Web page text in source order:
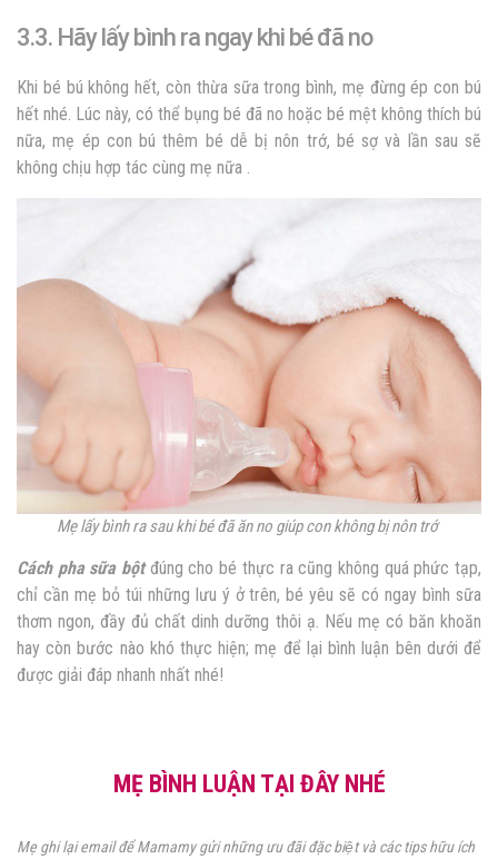
3.3. Hãy lấy bình ra ngay khi bé đã no
Khi bé bú không hết, còn thừa sữa trong bình, mẹ đừng ép con bú
hết nhé. Lúc này, có thể bụng bé đã no hoặc bé mệt không thích bú
nữa, mẹ ép con bú thêm bé dễ bị nôn trớ, bé sợ và lần sau sẽ
không chịu hợp tác cùng mẹ nữa .
Mẹ lấy bình ra sau khi bé đã ăn no giúp con không bị nôn trớ
Cách pha sữa bộtđúng cho bé thực ra cũng không quá phức tạp,
chỉ cần mẹ bỏ túi những lưu ý ở trên, bé yêu sẽ có ngay bình sữa
thơm ngon, đầy đủ chất dinh dưỡng thôi ạ. Nếu mẹ có băn khoăn
hay còn bước nào khó thực hiện; mẹ để lại bình luận bên dưới để
được giải đáp nhanh nhất nhé!
MẸ BÌNH LUẬN TẠI ĐÂY NHÉ
Mẹ ghi lại email để Mamamy gửi những ưu đãi đặc biệt và các tips hữu ích